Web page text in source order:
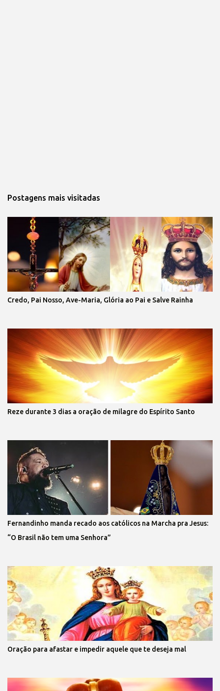
Postagens mais visitadas
Credo, Pai Nosso, Ave-Maria, Glória ao Pai e Salve Rainha
Reze durante 3 dias a oração de milagre do Espírito Santo
Fernandinho manda recado aos católicos na Marcha pra Jesus:
“O Brasil não tem uma Senhora”
Oração para afastar e impedir aquele que te deseja mal